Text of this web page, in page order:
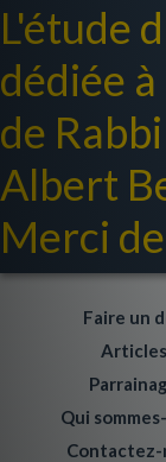
L'étude
dédiée
de
Albert
Merci
Faire un
Articles
Qui
Contactez-